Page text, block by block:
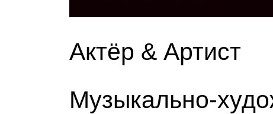
Актёр & Артист
Музыкально-